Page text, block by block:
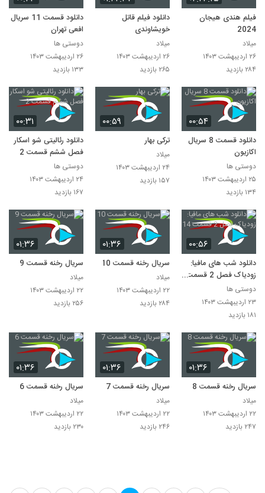
فیلم هندی هیجان
2024
میلاد
۲۶ اردیبهشت ۱۴۰۳
۲۸۴ بازدید
دانلود فیلم قاتل
خویشاوندی
میلاد
۲۶ اردیبهشت ۱۴۰۳
۲۶۵ بازدید
دانلود قسمت 11 سریال
افعی تهران
دوستی ها
۲۶ اردیبهشت ۱۴۰۳
۱۳۳ بازدید
۰۰:۵۴
دانلود قسمت 8 سریال
اکازیون
دوستی ها
۲۵ اردیبهشت ۱۴۰۳
۱۳۴ بازدید
۰۰:۵۹
ترکی بهار
میلاد
۲۴ اردیبهشت ۱۴۰۳
۱۵۷ بازدید
۰۰:۳۱
دانلود رئالیتی شو اسکار
فصل ششم قسمت 2
دوستی ها
۲۴ اردیبهشت ۱۴۰۳
۱۶۷ بازدید
۰۰:۵۶
دانلود شب های مافیا:
زودیاک فصل 2 قسمت
14
دوستی ها
۲۳ اردیبهشت ۱۴۰۳
۱۸۱ بازدید
۰۱:۳۶
سریال رخنه قسمت 10
میلاد
۲۲ اردیبهشت ۱۴۰۳
۲۸۴ بازدید
۰۱:۳۶
سریال رخنه قسمت 9
میلاد
۲۲ اردیبهشت ۱۴۰۳
۲۵۶ بازدید
۰۱:۳۶
سریال رخنه قسمت 8
میلاد
۲۲ اردیبهشت ۱۴۰۳
۲۴۷ بازدید
۰۱:۳۶
سریال رخنه قسمت 7
میلاد
۲۲ اردیبهشت ۱۴۰۳
۲۴۶ بازدید
۰۱:۳۶
سریال رخنه قسمت 6
میلاد
۲۲ اردیبهشت ۱۴۰۳
۲۳۰ بازدید